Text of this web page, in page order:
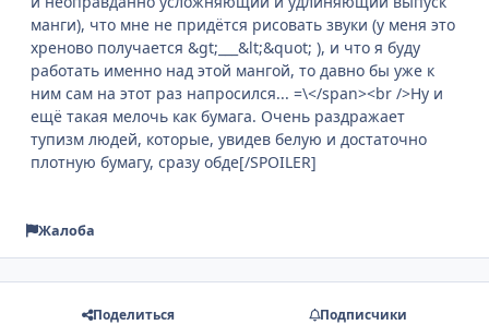
манги), что мне не придётся рисовать звуки (у меня это
хреново получается &gt;___&lt;&quot; ), и что я буду
работать именно над этой мангой, то давно бы уже к
ним сам на этот раз напросился... =\</span><br />Ну и
ещё такая мелочь как бумага. Очень раздражает
тупизм людей, которые, увидев белую и достаточно
плотную бумагу, сразу обде[/SPOILER]
Жалоба
Поделиться Подписчики